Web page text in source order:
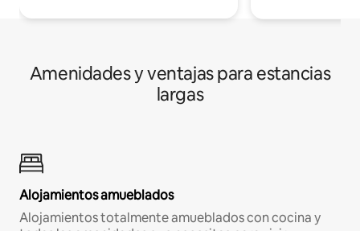
Amenidades y ventajas para estancias
largas
Alojamientos amueblados
Alojamientos totalmente amueblados con cocina y